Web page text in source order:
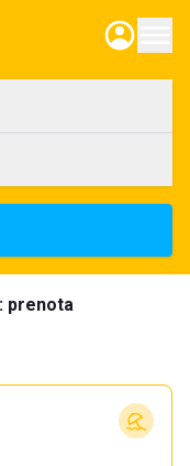
prenota